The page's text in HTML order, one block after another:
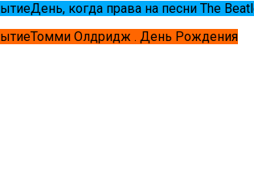
День, когда права на песни The
Томми Олдридж . День Рождения